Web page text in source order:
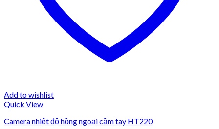
Add to wishlist
Quick View
Camera nhiệt độ hồng ngoại cầm tay HT220